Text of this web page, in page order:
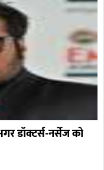
डॉक्टर्स-नर्सेज को